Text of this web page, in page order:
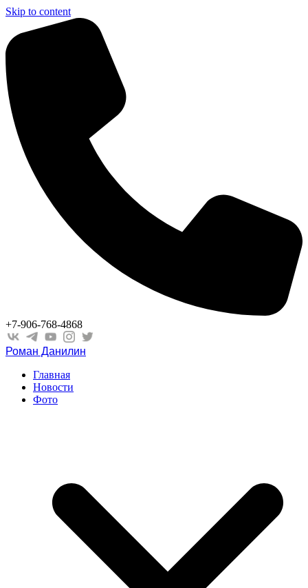
Skip to content
+7-906-768-4868
Роман Данилин
Главная
Новости
Фото